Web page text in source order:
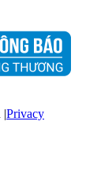
|Privacy